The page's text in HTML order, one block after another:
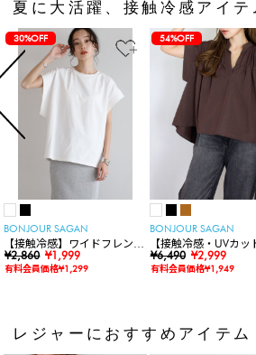
夏に大活躍、接触冷感アイテ
30%OFF
BONJOUR SAGAN
【接触冷感】ワイドフレンチ
スリーブTシャツ
¥2,860 ¥1,999
有料会員価格¥1,299
54%OFF
BONJOUR SAGAN
【接触冷感・UVカッ
ャーリングスキッパー
ス
¥6,490 ¥2,999
有料会員価格¥1,949
レジャーにおすすめアイテム